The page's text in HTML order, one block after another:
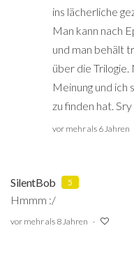
ins lächerliche
Man kann nach
und man behält
über die
Meinung und ich
zu finden hat. Sry
vor mehr als 6 Jahren
SilentBob 5
Hmmm :/
vor mehr als 8 Jahren